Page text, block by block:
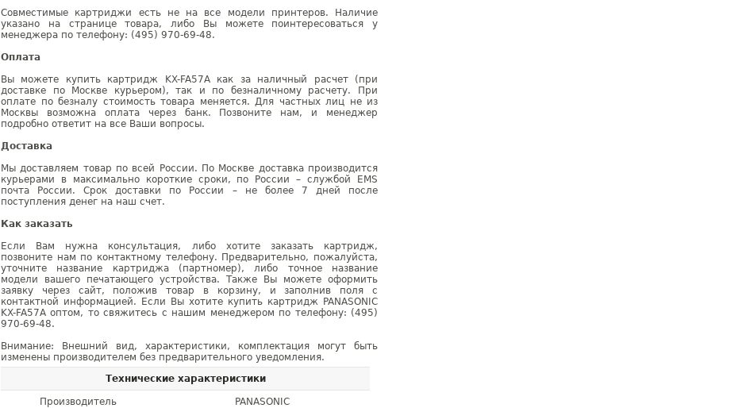
Совместимые картриджи есть не на все модели принтеров. Наличие
указано на странице товара, либо Вы можете поинтересоваться у
менеджера по телефону: (495) 970-69-48.
Оплата
Вы можете купить картридж KX-FA57A как за наличный расчет (при
доставке по Москве курьером), так и по безналичному расчету. При
оплате по безналу стоимость товара меняется. Для частных лиц не из
Москвы возможна оплата через банк. Позвоните нам, и менеджер
подробно ответит на все Ваши вопросы.
Доставка
Мы доставляем товар по всей России. По Москве доставка производится
курьерами в максимально короткие сроки, по России – службой EMS
почта России. Срок доставки по России – не более 7 дней после
поступления денег на наш счет.
Как заказать
Если Вам нужна консультация, либо хотите заказать картридж,
позвоните нам по контактному телефону. Предварительно, пожалуйста,
уточните название картриджа (партномер), либо точное название
модели вашего печатающего устройства. Также Вы можете оформить
заявку через сайт, положив товар в корзину, и заполнив поля с
контактной информацией. Если Вы хотите купить картридж PANASONIC
KX-FA57A оптом, то свяжитесь с нашим менеджером по телефону: (495)
970-69-48.
Внимание: Внешний вид, характеристики, комплектация могут быть
изменены производителем без предварительного уведомления.
Технические характеристики
Производитель PANASONIC